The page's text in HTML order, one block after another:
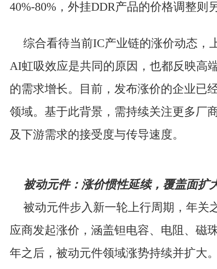
40%-80%，外挂DDR产品的价格调整则
综合看待当前IC产业链的涨价动态，
AI虹吸效应是共同的原因，也都反映高
的需求增长。目前，发布涨价的企业已
领域。基于此背景，需持续关注更多厂
及下游需求的接受度与传导速度。
被动元件：涨价惯性延续，覆盖面扩
被动元件步入新一轮上行周期，年关
应商发起涨价，涵盖钽电容、电阻、磁
年之后，被动元件领域涨势持续并扩大